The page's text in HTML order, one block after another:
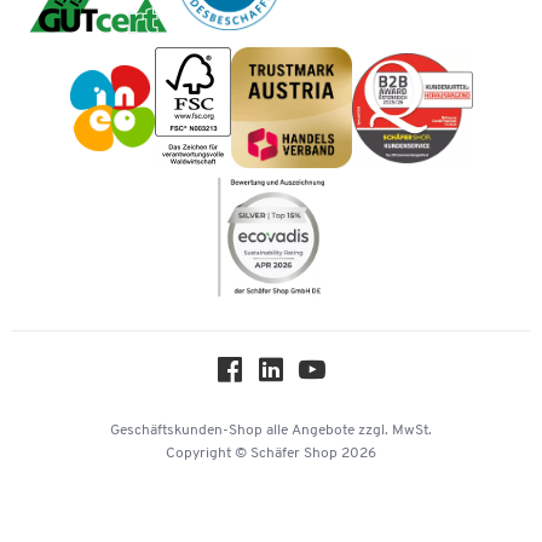
Tinte / Toner
Geschichte
Impressum
Karriere
Kataloge
Mastercard
Geschäftskunden-Shop alle Angebote zzgl. MwSt.
Copyright © Schäfer Shop 2026